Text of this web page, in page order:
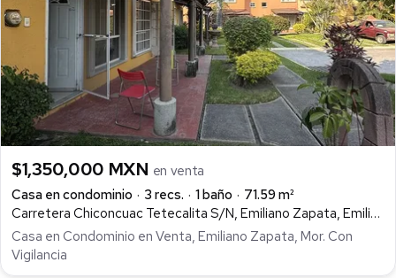
$1,350,000 MXN en venta
Casa en condominio
3 recs. 1 baño
71.59 m²
Carretera Chiconcuac Tetecalita S/N, Emiliano Zapata, Emiliano Zapata
Casa en Condominio en Venta, Emiliano Zapata, Mor. Con
Vigilancia